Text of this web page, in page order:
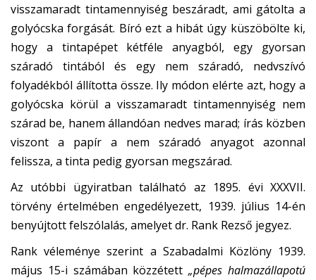
visszamaradt tintamennyiség beszáradt, ami gátolta a
golyócska forgását. Bíró ezt a hibát úgy küszöbölte ki,
hogy a tintapépet kétféle anyagból, egy gyorsan
száradó tintából és egy nem száradó, nedvszívó
folyadékból állította össze. Ily módon elérte azt, hogy a
golyócska körül a visszamaradt tintamennyiség nem
szárad be, hanem állandóan nedves marad; írás közben
viszont a papír a nem száradó anyagot azonnal
felissza, a tinta pedig gyorsan megszárad.
Az utóbbi ügyiratban található az 1895. évi XXXVII.
törvény értelmében engedélyezett, 1939. július 14-én
benyújtott felszólalás, amelyet dr. Rank Rezső jegyez.
Rank véleménye szerint a Szabadalmi Közlöny 1939.
május 15-i számában közzétett„pépes halmazállapotú